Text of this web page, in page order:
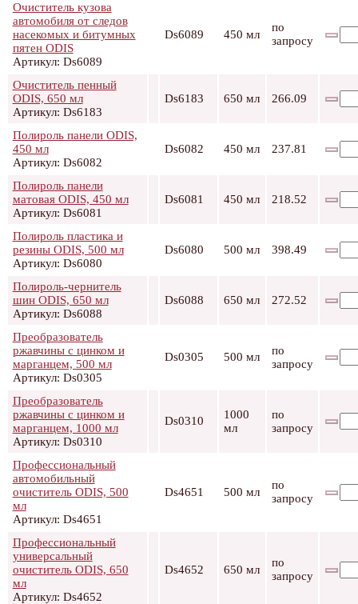
Очиститель кузова
автомобиля от следов
насекомых и битумных
пятен ODIS
Артикул: Ds6089
Ds6089 450 мл
по
запросу
Очиститель пенный
ODIS, 650 мл
Артикул: Ds6183
Ds6183 650 мл 266.09
Полироль панели ODIS,
450 мл
Артикул: Ds6082
Ds6082 450 мл 237.81
Полироль панели
матовая ODIS, 450 мл
Артикул: Ds6081
Ds6081 450 мл 218.52
Полироль пластика и
резины ODIS, 500 мл
Артикул: Ds6080
Ds6080 500 мл 398.49
Полироль-чернитель
шин ODIS, 650 мл
Артикул: Ds6088
Ds6088 650 мл 272.52
Преобразователь
ржавчины с цинком и
марганцем, 500 мл
Артикул: Ds0305
Ds0305 500 мл
по
запросу
Преобразователь
ржавчины с цинком и
марганцем, 1000 мл
Артикул: Ds0310
Ds0310
1000
мл
по
запросу
Профессиональный
автомобильный
очиститель ODIS, 500
мл
Артикул: Ds4651
Ds4651 500 мл
по
запросу
Профессиональный
универсальный
очиститель ODIS, 650
мл
Артикул: Ds4652
Ds4652 650 мл
по
запросу